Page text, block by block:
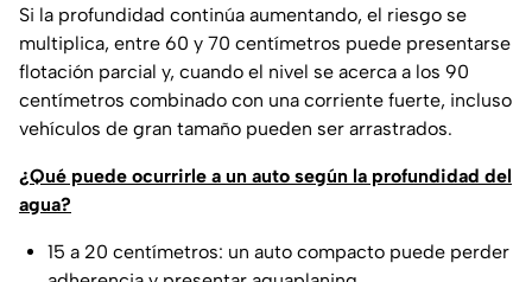
Si la profundidad continúa aumentando, el riesgo se
multiplica, entre 60 y 70 centímetros puede presentarse
flotación parcial y, cuando el nivel se acerca a los 90
centímetros combinado con una corriente fuerte, incluso
vehículos de gran tamaño pueden ser arrastrados.
¿Qué puede ocurrirle a un auto según la profundidad del
agua?
15 a 20 centímetros: un auto compacto puede perder